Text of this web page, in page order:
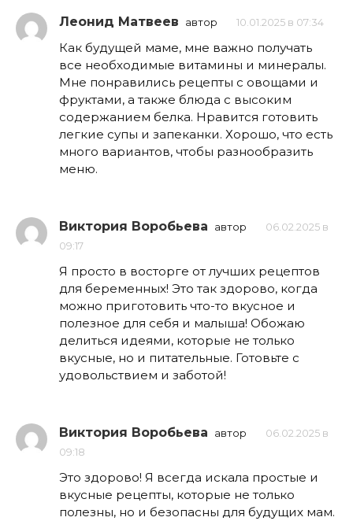
Леонид Матвеев автор 10.01.2025 в 07:34
Как будущей маме, мне важно получать
все необходимые витамины и минералы.
Мне понравились рецепты с овощами и
фруктами, а также блюда с высоким
содержанием белка. Нравится готовить
легкие супы и запеканки. Хорошо, что есть
много вариантов, чтобы разнообразить
меню.
Виктория Воробьева автор
06.02.2025 в
09:17
Я просто в восторге от лучших рецептов
для беременных! Это так здорово, когда
можно приготовить что-то вкусное и
полезное для себя и малыша! Обожаю
делиться идеями, которые не только
вкусные, но и питательные. Готовьте с
удовольствием и заботой!
Виктория Воробьева автор
06.02.2025 в
09:18
Это здорово! Я всегда искала простые и
вкусные рецепты, которые не только
полезны, но и безопасны для будущих мам.